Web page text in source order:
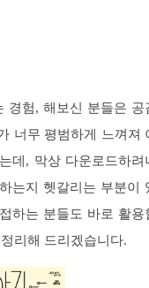
경험, 해보신 분들은 공
너무 평범하게 느껴져
데, 막상 다운로드하려
는지 헷갈리는 부분이
하는 분들도 바로 활용
리해 드리겠습니다.